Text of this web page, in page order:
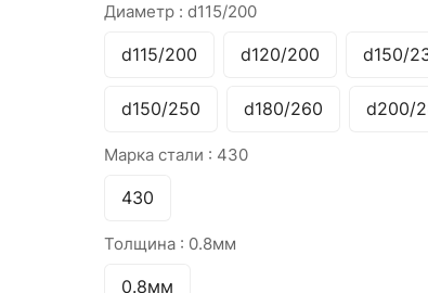
Диаметр : d115/200
d115/200 d120/200 d150/
d150/250 d180/260 d200/
Марка стали : 430
430
Толщина : 0.8мм
0.8мм